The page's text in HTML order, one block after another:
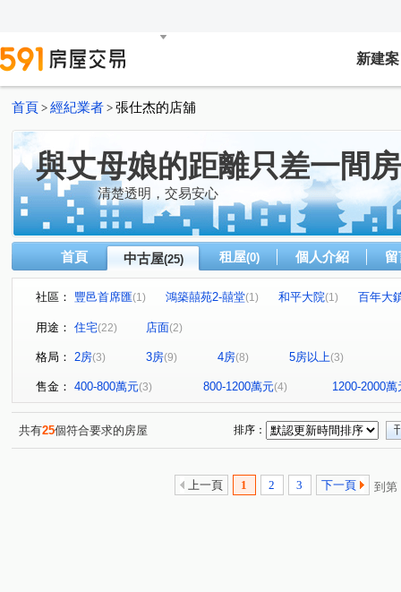
新建案
首頁 > 經紀業者 > 張仕杰的店舖
與丈母娘的距離只差一間房
清楚透明，交易安心
首頁 中古屋(25) 租屋(0) 個人介紹
社區： 豐邑首席匯(1) 鴻築囍苑2-囍堂(1) 和平大院(1)
百年大
領袖王朝
龍慈路 梅龍一街 中正路 大同路(1)
百年二街(1) (1) 環南路二段 齋明街 (1)
三興路東勢段(1) 永美路(1) 致遠一路(1) 華南路一段(1)
中豐路山頂段(1) 中豐路南勢二段(1) 湧安路
自由街(1) 義勇街(1)
用途： 住宅(22) 店面(2)
格局： 2房(3) 3房(9) 4房(8) 5房以上(3)
售金： 400-800萬元(3) 800-1200萬元(4) 1200-2000萬
共有25個符合要求的房屋 排序：
上一頁 1 2 3 下一頁 到第